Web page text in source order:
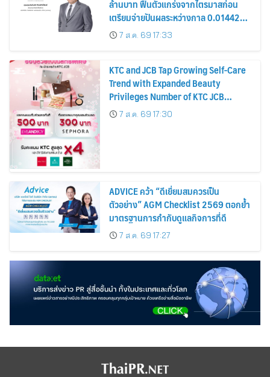
ล้านบาท ฟื้นตัวแกร่งจากไตรมาสก่อน
เตรียมจ่ายปันผลระหว่างกาล 0.014423
บาทต่อหุ้น ครึ่งปีหลังมุ่งเติบโตต่อเนื่อง
7 ส.ค. 69 17:33
KTC and JCB Tap Growing Self-Care
Trend with Expanded Beauty
Privileges Number of KTC JCB
Cardmembers Spending on
Cosmetics Rises 26%
7 ส.ค. 69 17:30
ADVICE คว้า “ดีเยี่ยมสมควรเป็น
ตัวอย่าง” AGM Checklist 2569 ตอกย้ำ
มาตรฐานการกำกับดูแลกิจการที่ดี
7 ส.ค. 69 17:27